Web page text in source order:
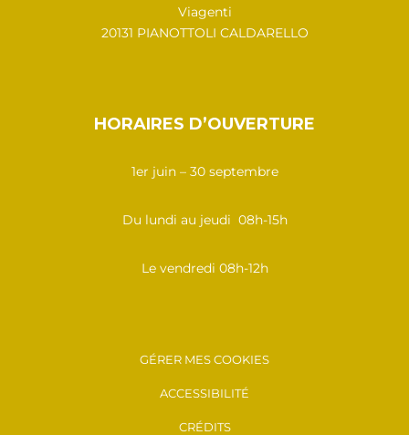
Viagenti
20131 PIANOTTOLI CALDARELLO
HORAIRES D’OUVERTURE
1er juin – 30 septembre
Du lundi au jeudi 08h-15h
Le vendredi 08h-12h
GÉRER MES COOKIES
ACCESSIBILITÉ
CRÉDITS